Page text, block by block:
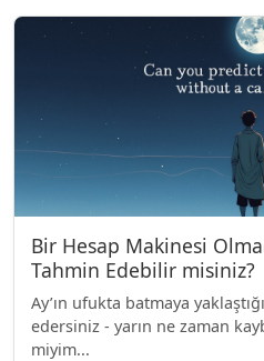
Bir Hesap Makinesi
Tahmin Edebilir misiniz?
Ay’ın ufukta batmaya
edersiniz - yarın ne zaman
miyim...